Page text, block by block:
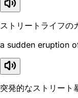
ストリートライフの
a sudden eruption
突発的なストリート